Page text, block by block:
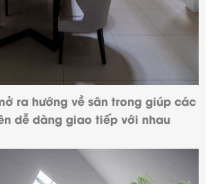
ra hướng về sân trong giúp các
dễ dàng giao tiếp với nhau